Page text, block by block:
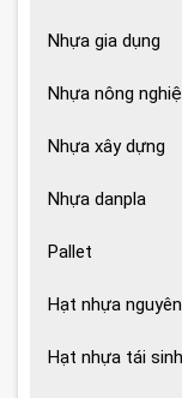
Nhựa gia dụng
Nhựa nông
Nhựa xây dựng
Nhựa danpla
Pallet
Hạt nhựa
Hạt nhựa tái sinh